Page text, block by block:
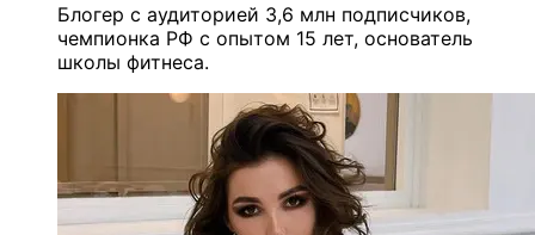
Блогер с аудиторией 3,6 млн подписчиков,
чемпионка РФ с опытом 15 лет, основатель
школы фитнеса.